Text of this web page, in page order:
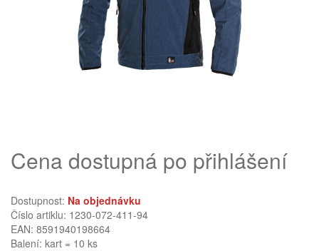
Cena dostupná po přihlášení
Dostupnost: Na objednávku
Číslo artiklu: 1230-072-411-94
EAN: 8591940198664
Balení: kart = 10 ks